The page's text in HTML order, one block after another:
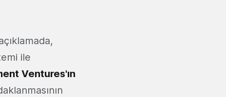
ile
Ventures'ın